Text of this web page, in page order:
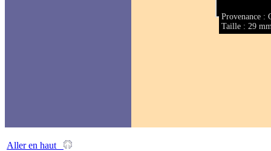
Provenance :
Taille : 29
Aller en haut